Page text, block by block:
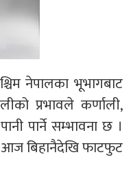
नेपालका भूभागबाट
प्रभावले कर्णाली,
पार्ने सम्भावना छ ।
आज बिहानैदेखि फाटफुट